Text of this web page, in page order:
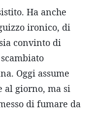
Ha anche
ironico, di
convinto di
Oggi assume
al giorno, ma si
di fumare da